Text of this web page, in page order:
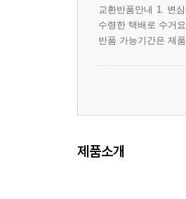
교환반품안내 1. 변
수령한 택배로 수거
반품 가능기간은 제
제품소개